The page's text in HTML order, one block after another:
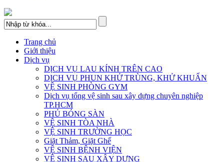
Trang chủ
Giới thiệu
Dịch vụ
DỊCH VỤ LAU KÍNH TRÊN CAO
DỊCH VỤ PHUN KHỬ TRÙNG, KHỬ KHUẨN
VỆ SINH PHÒNG GYM
Dịch vụ tổng vệ sinh sau xây dựng chuyên nghiệp
TP.HCM
PHỦ BÓNG SÀN
VỆ SINH TÒA NHÀ
VỆ SINH TRƯỜNG HỌC
Giặt Thảm, Giặt Ghế
VỆ SINH BỆNH VIỆN
VỆ SINH SAU XÂY DỰNG